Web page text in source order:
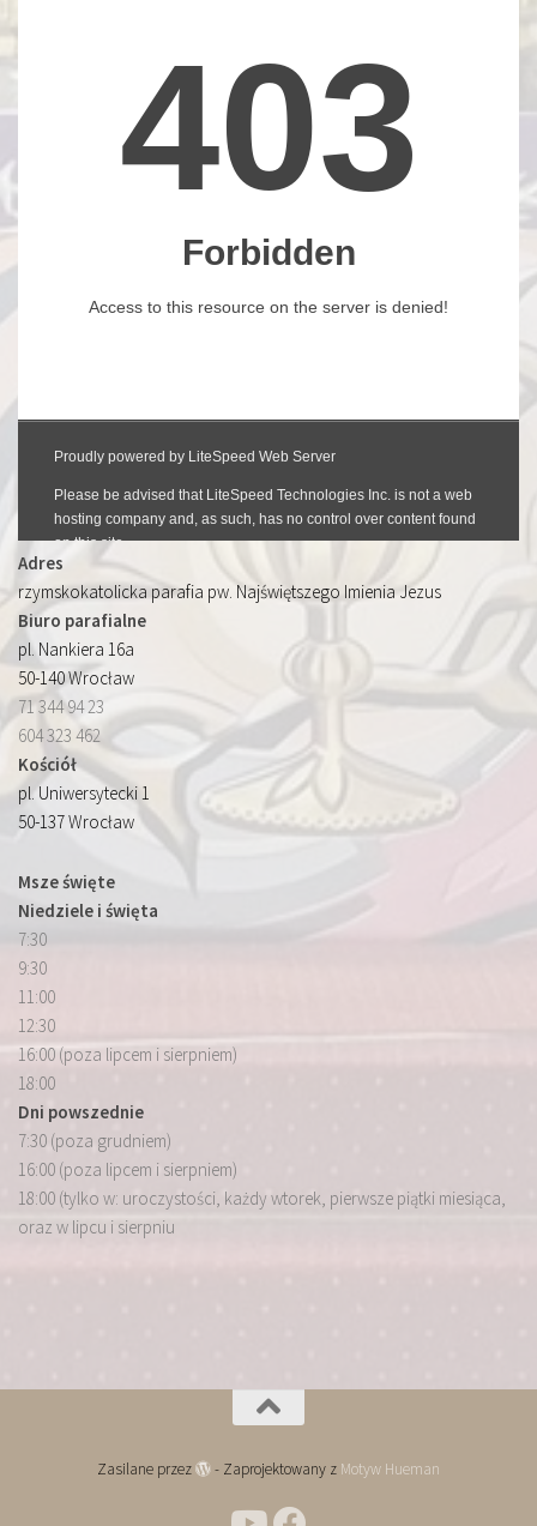
Adres
rzymskokatolicka parafia pw. Najświętszego Imienia Jezus
Biuro parafialne
pl. Nankiera 16a
50-140 Wrocław
71 344 94 23
604 323 462
Kościół
pl. Uniwersytecki 1
50-137 Wrocław
Msze święte
Niedziele i święta
7:30
9:30
11:00
12:30
16:00 (poza lipcem i sierpniem)
18:00
Dni powszednie
7:30 (poza grudniem)
16:00 (poza lipcem i sierpniem)
18:00 (tylko w: uroczystości, każdy wtorek, pierwsze piątki miesiąca,
oraz w lipcu i sierpniu
Zasilane przez - Zaprojektowany z Motyw Hueman